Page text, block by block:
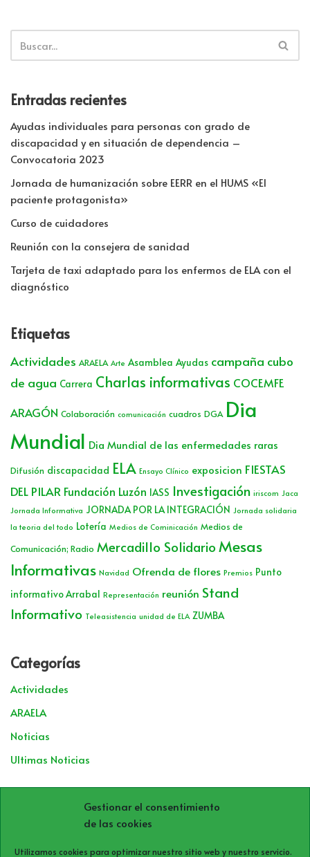
Gestionar el consentimiento
de las cookies
Utilizamos cookies para optimizar nuestro sitio web y nuestro servicio.
Entradas recientes
Ayudas individuales para personas con grado de
discapacidad y en situación de dependencia –
Convocatoria 2023
Jornada de humanización sobre EERR en el HUMS «El
paciente protagonista»
Curso de cuidadores
Reunión con la consejera de sanidad
Tarjeta de taxi adaptado para los enfermos de ELA con el
diagnóstico
Etiquetas
Actividades ARAELA Arte Asamblea Ayudas campaña cubo
de agua Carrera Charlas informativas COCEMFE
ARAGÓN Colaboración comunicación cuadros DGA Dia
Mundial Dia Mundial de las enfermedades raras
Difusión discapacidad ELA Ensayo Clínico exposicion FIESTAS
DEL PILAR Fundación Luzón IASS Investigación iriscom Jaca
Jornada Informativa JORNADA POR LA INTEGRACIÓN Jornada solidaria
la teoria del todo Lotería Medios de Cominicación Medios de
Comunicación; Radio Mercadillo SolidarioMesas
Informativas Navidad Ofrenda de flores Premios Punto
informativo Arrabal Representación reunión Stand
Informativo Teleasistencia unidad de ELA ZUMBA
Categorías
Actividades
ARAELA
Noticias
Ultimas Noticias